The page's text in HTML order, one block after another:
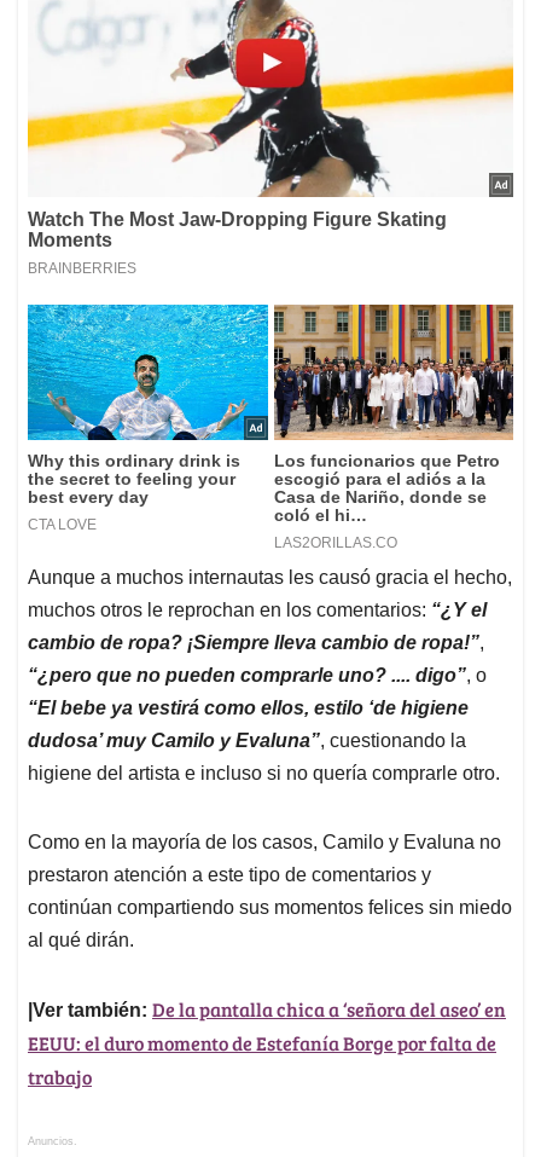
Aunque a muchos internautas les causó gracia el hecho,
muchos otros le reprochan en los comentarios: “¿Y el
cambio de ropa? ¡Siempre lleva cambio de ropa!”,
“¿pero que no pueden comprarle uno? .... digo”, o
“El bebe ya vestirá como ellos, estilo ‘de higiene
dudosa’ muy Camilo y Evaluna”, cuestionando la
higiene del artista e incluso si no quería comprarle otro.
Como en la mayoría de los casos, Camilo y Evaluna no
prestaron atención a este tipo de comentarios y
continúan compartiendo sus momentos felices sin miedo
al qué dirán.
|Ver también: De la pantalla chica a ‘señora del aseo’ en
EEUU: el duro momento de Estefanía Borge por falta de
trabajo
Anuncios.